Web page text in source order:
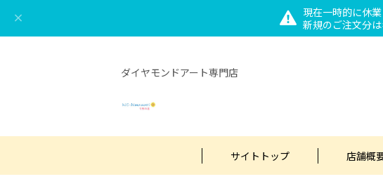
現在一時的に休業
新規のご注文分
ダイヤモンドアート専門店
サイトトップ 店舗概